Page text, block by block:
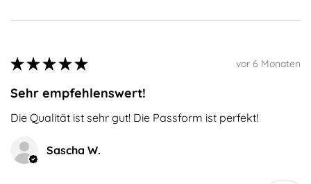
★ ★ ★ ★ ★ vor 6 Monaten
Sehr empfehlenswert!
Die Qualität ist sehr gut! Die Passform ist perfekt!
Sascha W.